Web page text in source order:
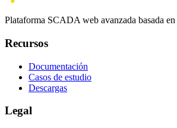
Plataforma SCADA web avanzada basada en
Recursos
Documentación
Casos de estudio
Descargas
Legal